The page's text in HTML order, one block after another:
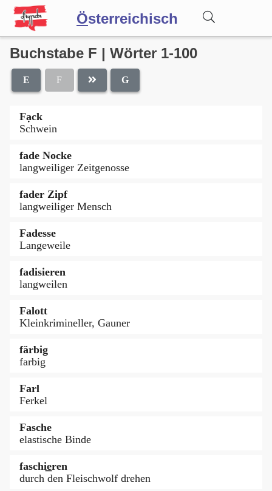
Österreichisch
Wörterbuch
Forum
Blog
Buchstabe F | Wörter 1-100
E F G
Fạck
Schwein
fade Nocke
langweiliger Zeitgenosse
fader Zipf
langweiliger Mensch
Fadesse
Langeweile
fadisieren
langweilen
Falott
Kleinkrimineller, Gauner
färbig
farbig
Farl
Ferkel
Fasche
elastische Binde
faschi͟eren
durch den Fleischwolf drehen